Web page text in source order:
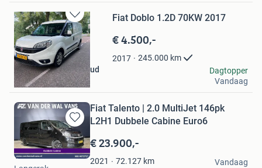
Bewaren
in
Mijn
Favorieten
Fiat Doblo 1.2D 70KW 2017
€ 4.500,-
2017 245.000 km
Tarek Mohamed mulud
Amsterdam
Dagtopper
Vandaag
Bewaren
in
Mijn
Favorieten
Fiat Talento | 2.0 MultiJet 146pk
L2H1 Dubbele Cabine Euro6
€ 23.900,-
2021 72.127 km
Van der Wal Vans
Vandaag